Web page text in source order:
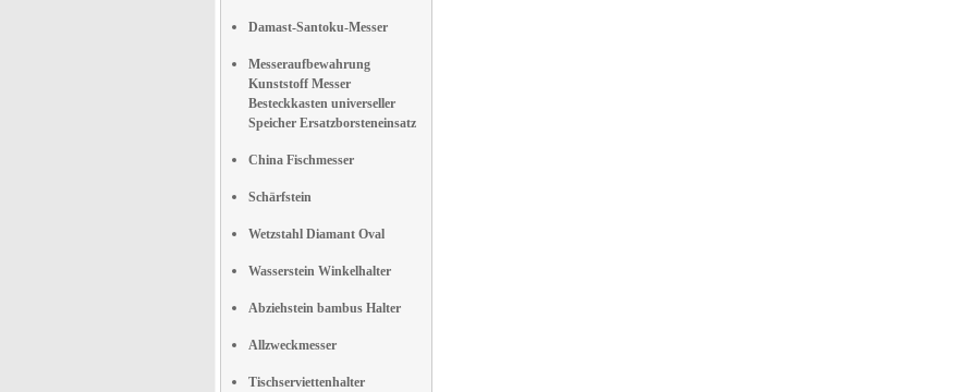
Damast-Santoku-Messer
Messeraufbewahrung
Kunststoff Messer
Besteckkasten universeller
Speicher Ersatzborsteneinsatz
China Fischmesser
Schärfstein
Wetzstahl Diamant Oval
Wasserstein Winkelhalter
Abziehstein bambus Halter
Allzweckmesser
Tischserviettenhalter